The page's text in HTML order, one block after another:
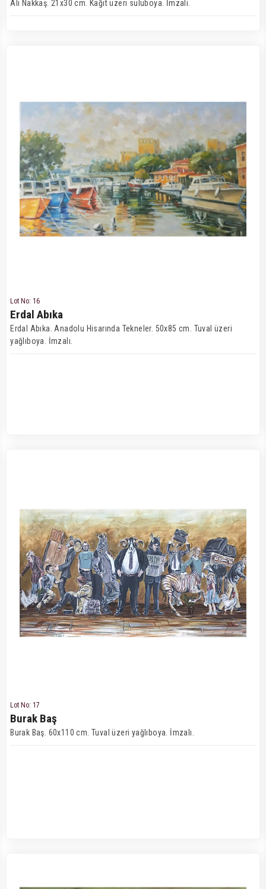
Ali Nakkaş. 21x30 cm. Kağıt üzeri suluboya. İmzalı.
Lot No: 16
Erdal Abıka
Erdal Abıka. Anadolu Hisarında Tekneler. 50x85 cm. Tuval üzeri
yağlıboya. İmzalı.
Lot No: 17
Burak Baş
Burak Baş. 60x110 cm. Tuval üzeri yağlıboya. İmzalı.